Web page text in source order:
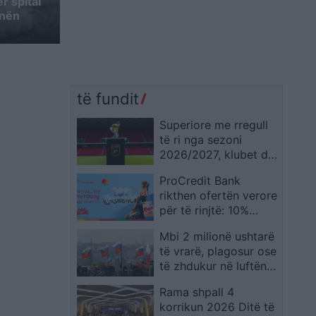
të fundit
Superiore me rregull
të ri nga sezoni
2026/2027, klubet do
një lojtar të lindur në
2008
ProCredit Bank
rikthen ofertën verore
për të rinjtë: 10%
ProYOUng
Mbi 2 milionë ushtarë
të vrarë, plagosur ose
të zhdukur në luftën
Rama shpall 4
korrikun 2026 Ditë të